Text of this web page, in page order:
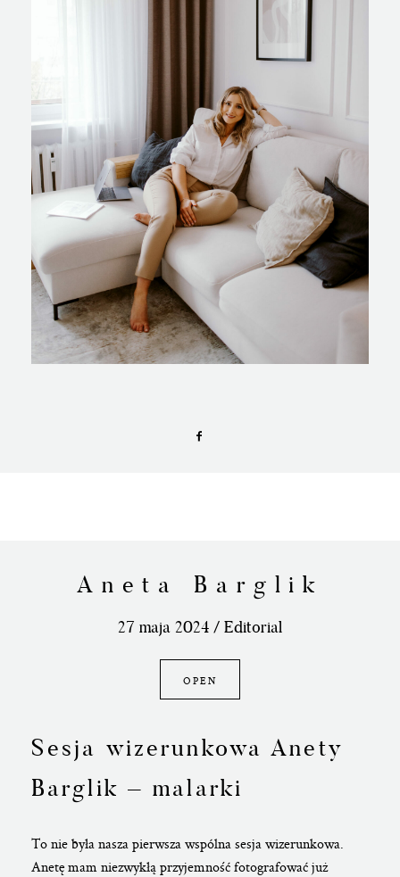
Aneta Barglik
27 maja 2024 / Editorial
OPEN
Sesja wizerunkowa Anety
Barglik – malarki
To nie była nasza pierwsza wspólna sesja wizerunkowa.
Anetę mam niezwykłą przyjemność fotografować już